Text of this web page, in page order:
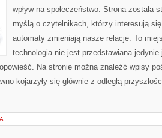
wpływ na społeczeństwo. Strona została
myślą o czytelnikach, którzy interesują
automaty zmieniają nasze relacje. To
technologia nie jest przedstawiana
Na stronie można znaleźć wpisy
kojarzyły się głównie z odległą